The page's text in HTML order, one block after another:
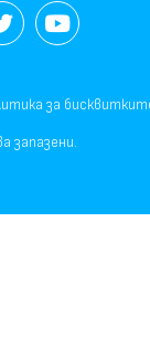
за
запазени.